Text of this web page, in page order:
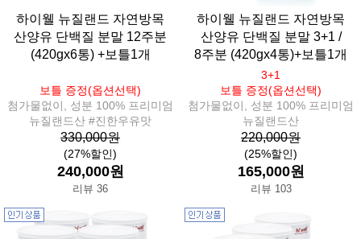
하이웰 뉴질랜드 자연방목
산양유 단백질 분말 12주분
(420gx6통) +보틀1개
보틀 증정(옵션선택)
첨가물없이, 성분 100% 프리미엄
뉴질랜드산 #진한우유맛
330,000원
(27%할인)
240,000원
리뷰 36
하이웰 뉴질랜드 자연방목
산양유 단백질 분말 3+1 /
8주분 (420gx4통)+보틀1개
3+1
보틀 증정(옵션선택)
첨가물없이, 성분 100% 프리미엄
뉴질랜드산
220,000원
(25%할인)
165,000원
리뷰 103